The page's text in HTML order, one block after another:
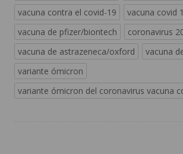
vacuna contra el covid-19
vacuna covid
vacuna de pfizer/biontech
coronavirus
vacuna de astrazeneca/oxford
vacuna
variante ómicron
variante ómicron del coronavirus vacuna